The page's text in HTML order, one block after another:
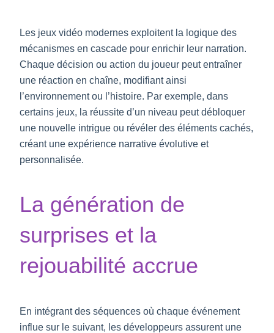
Les jeux vidéo modernes exploitent la logique des
mécanismes en cascade pour enrichir leur narration.
Chaque décision ou action du joueur peut entraîner
une réaction en chaîne, modifiant ainsi
l’environnement ou l’histoire. Par exemple, dans
certains jeux, la réussite d’un niveau peut débloquer
une nouvelle intrigue ou révéler des éléments cachés,
créant une expérience narrative évolutive et
personnalisée.
La génération de
surprises et la
rejouabilité accrue
En intégrant des séquences où chaque événement
influe sur le suivant, les développeurs assurent une